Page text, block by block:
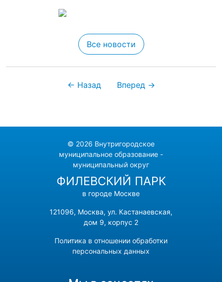
Все новости
← Назад Вперед →
© 2026 Внутригородское
муниципальное образование -
муниципальный округ
ФИЛЕВСКИЙ ПАРК
в городе Москве
121096, Москва, ул. Кастанаевская,
дом 9, корпус 2
Политика в отношении обработки
персональных данных